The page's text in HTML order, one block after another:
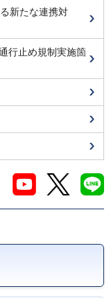
新たな連携対
行止め規制実施箇